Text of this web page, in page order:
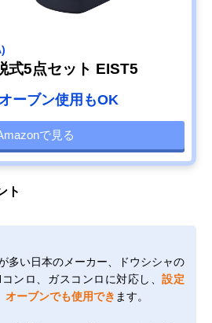
式5点セット EIST5
ーブン使用もOK
で見る
ト
多い日本のメーカー、ドウシシャの
ンロ、ガスコンロに対応し、設定
ーブンでも使用でき ます。